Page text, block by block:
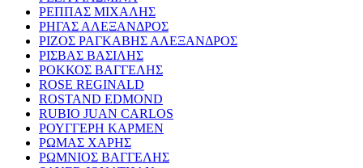
ΡΕΠΠΑΣ ΜΙΧΑΛΗΣ
ΡΗΓΑΣ ΑΛΕΞΑΝΔΡΟΣ
ΡΙΖΟΣ ΡΑΓΚΑΒΗΣ ΑΛΕΞΑΝΔΡΟΣ
ΡΙΣΒΑΣ ΒΑΣΙΛΗΣ
ΡΟΚΚΟΣ ΒΑΓΓΕΛΗΣ
ROSE REGINALD
ROSTAND EDMOND
RUBIO JUAN CARLOS
ΡΟΥΓΓΕΡΗ ΚΑΡΜΕΝ
ΡΩΜΑΣ ΧΑΡΗΣ
ΡΩΜΝΙΟΣ ΒΑΓΓΕΛΗΣ